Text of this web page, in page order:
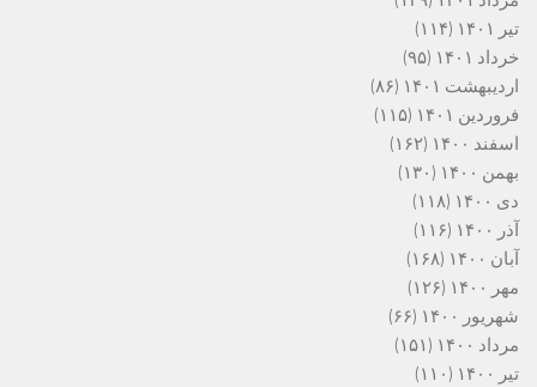
تیر ۱۴۰۱
(۱۱۴)
خرداد ۱۴۰۱
(۹۵)
اردیبهشت ۱۴۰۱
(۸۶)
فروردین ۱۴۰۱
(۱۱۵)
اسفند ۱۴۰۰
(۱۶۲)
بهمن ۱۴۰۰
(۱۳۰)
دی ۱۴۰۰
(۱۱۸)
آذر ۱۴۰۰
(۱۱۶)
آبان ۱۴۰۰
(۱۶۸)
مهر ۱۴۰۰
(۱۲۶)
شهریور ۱۴۰۰
(۶۶)
مرداد ۱۴۰۰
(۱۵۱)
تیر ۱۴۰۰
(۱۱۰)